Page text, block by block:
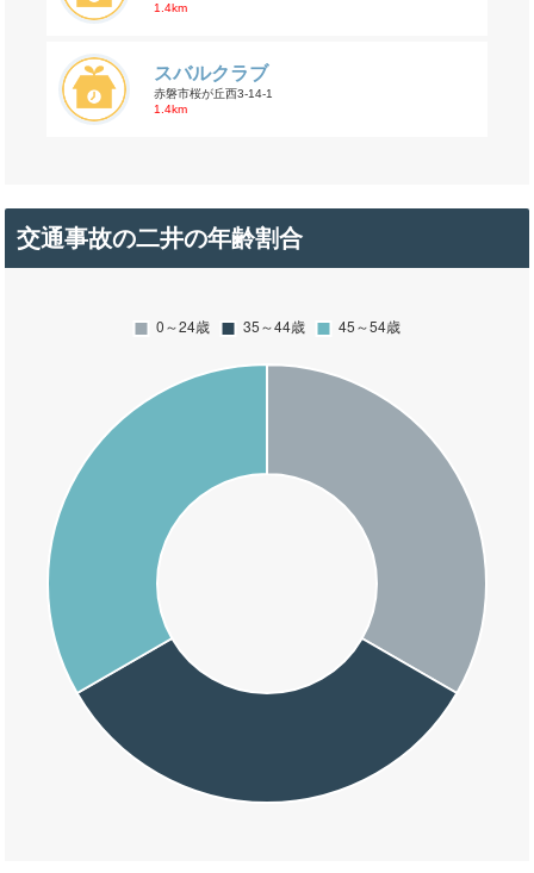
1.4km
スバルクラブ
赤磐市桜が丘西3-14-1
1.4km
交通事故の二井の年齢割合